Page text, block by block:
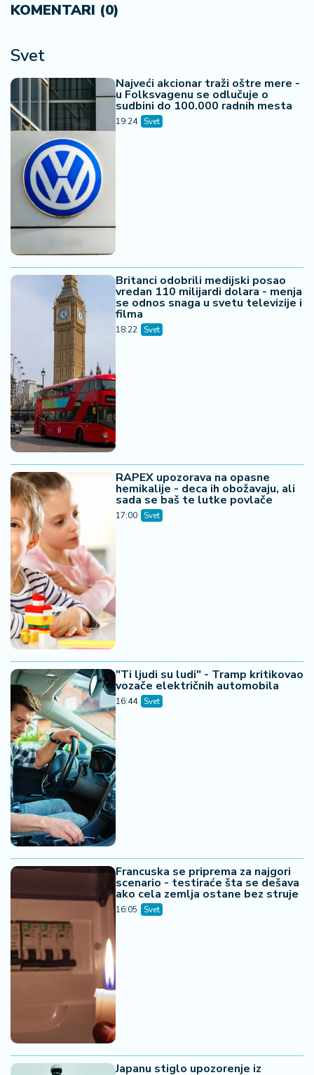
KOMENTARI (0)
Svet
Najveći akcionar traži oštre mere -
u Folksvagenu se odlučuje o
sudbini do 100.000 radnih mesta
19:24 Svet
Britanci odobrili medijski posao
vredan 110 milijardi dolara - menja
se odnos snaga u svetu televizije i
filma
18:22 Svet
RAPEX upozorava na opasne
hemikalije - deca ih obožavaju, ali
sada se baš te lutke povlače
17:00 Svet
"Ti ljudi su ludi" - Tramp kritikovao
vozače električnih automobila
16:44 Svet
Francuska se priprema za najgori
scenario - testiraće šta se dešava
ako cela zemlja ostane bez struje
16:05 Svet
Japanu stiglo upozorenje iz